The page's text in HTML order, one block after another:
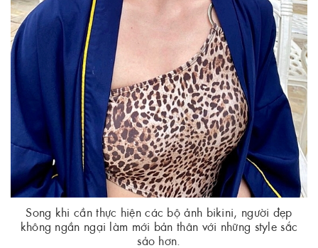
Song khi cần thực hiện các bộ ảnh bikini, người đẹp
không ngần ngại làm mới bản thân với những style sắc
sảo hơn.